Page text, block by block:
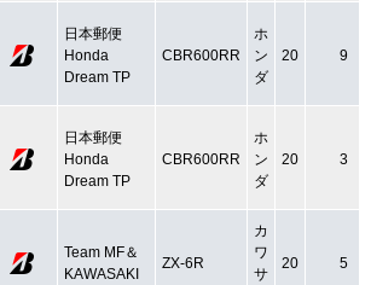
日本郵便
Honda
Dream TP
CBR600RR
ホ
ン
ダ
20 9
日本郵便
Honda
Dream TP
CBR600RR
ホ
ン
ダ
20 3
Team MF＆
KAWASAKI
ZX-6R
カ
ワ
サ
20 5